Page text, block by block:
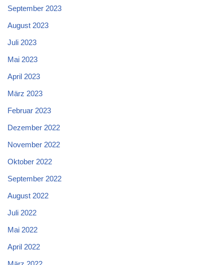
September 2023
August 2023
Juli 2023
Mai 2023
April 2023
März 2023
Februar 2023
Dezember 2022
November 2022
Oktober 2022
September 2022
August 2022
Juli 2022
Mai 2022
April 2022